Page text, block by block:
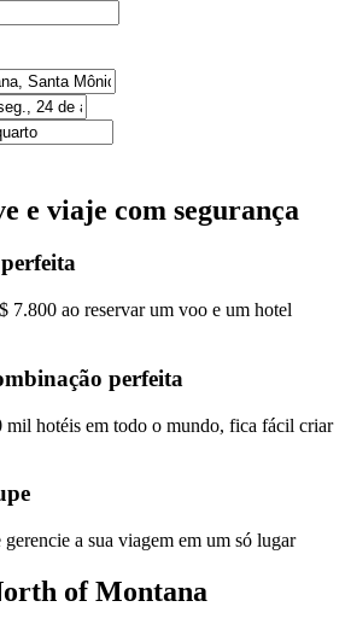
e viaje com segurança
7.800 ao reservar um voo e um hotel
perfeita
mil hotéis em todo o mundo, fica fácil criar
gerencie a sua viagem em um só lugar
of Montana